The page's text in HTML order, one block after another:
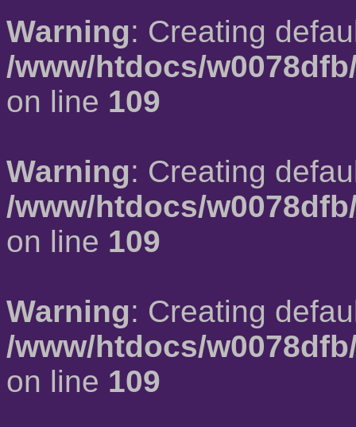
Warning: Creating
/www/htdocs/
on line 109
Warning: Creating
/www/htdocs/
on line 109
Warning: Creating
/www/htdocs/
on line 109